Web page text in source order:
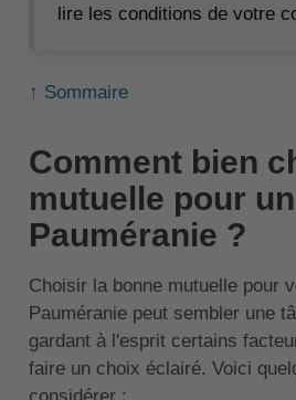
lire les conditions de votre
↑ Sommaire
Comment bien
mutuelle pour
Pauméranie ?
Choisir la bonne mutuelle pour
Pauméranie peut sembler une
gardant à l'esprit certains
faire un choix éclairé. Voici